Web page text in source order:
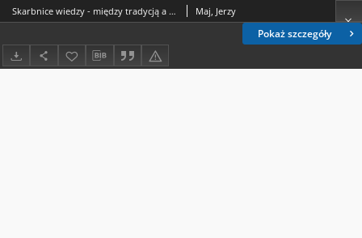
Pokaż szczegóły
Skarbnice wiedzy - między tradycją a nowoczesnością Maj, Jerzy